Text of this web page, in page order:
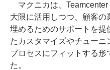
マクニカは、Teamcenter
大限に活用しつつ、顧客
埋めるためのサポートを提
たカスタマイズやチュー
プロセスにフィットする形
た。